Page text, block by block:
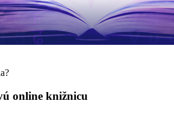
online knižnicu